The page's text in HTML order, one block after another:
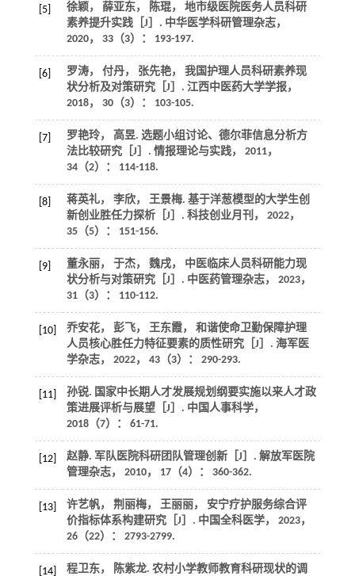
[5]
徐颖， 薛亚东， 陈琨， 地市级医院医务人员科研
素养提升实践［J］. 中华医学科研管理杂志，
2020， 33（3）： 193-197.
[6]
罗涛， 付丹， 张先艳， 我国护理人员科研素养现
状分析及对策研究［J］. 江西中医药大学学报，
2018， 30（3）： 103-105.
[7]
罗艳玲， 高昱. 选题小组讨论、德尔菲信息分析方
法比较研究［J］. 情报理论与实践， 2011，
34（2）： 114-118.
[8]
蒋英礼， 李欣， 王景梅. 基于洋葱模型的大学生创
新创业胜任力探析［J］. 科技创业月刊 ， 2022，
35（5）： 151-156.
[9]
董永丽， 于杰， 魏戌， 中医临床人员科研能力现
状分析与对策研究［J］. 中医药管理杂志， 2023，
31（3）： 110-112.
[10]
乔安花， 彭飞， 王东霞， 和谐使命卫勤保障护理
人员核心胜任力特征要素的质性研究［J］. 海军医
学杂志， 2022， 43（3）： 290-293.
[11]
孙锐. 国家中长期人才发展规划纲要实施以来人才政
策进展评析与展望［J］. 中国人事科学，
2018（7）： 61-71.
[12] 赵静. 军队医院科研团队管理创新［J］. 解放军医院
管理杂志， 2010， 17（4）： 360-362.
[13]
许艺帆， 荆丽梅， 王丽丽， 安宁疗护服务综合评
价指标体系构建研究［J］. 中国全科医学， 2023，
26（22）： 2793-2799.
[14]
程卫东， 陈紫龙. 农村小学教师教育科研现状的调